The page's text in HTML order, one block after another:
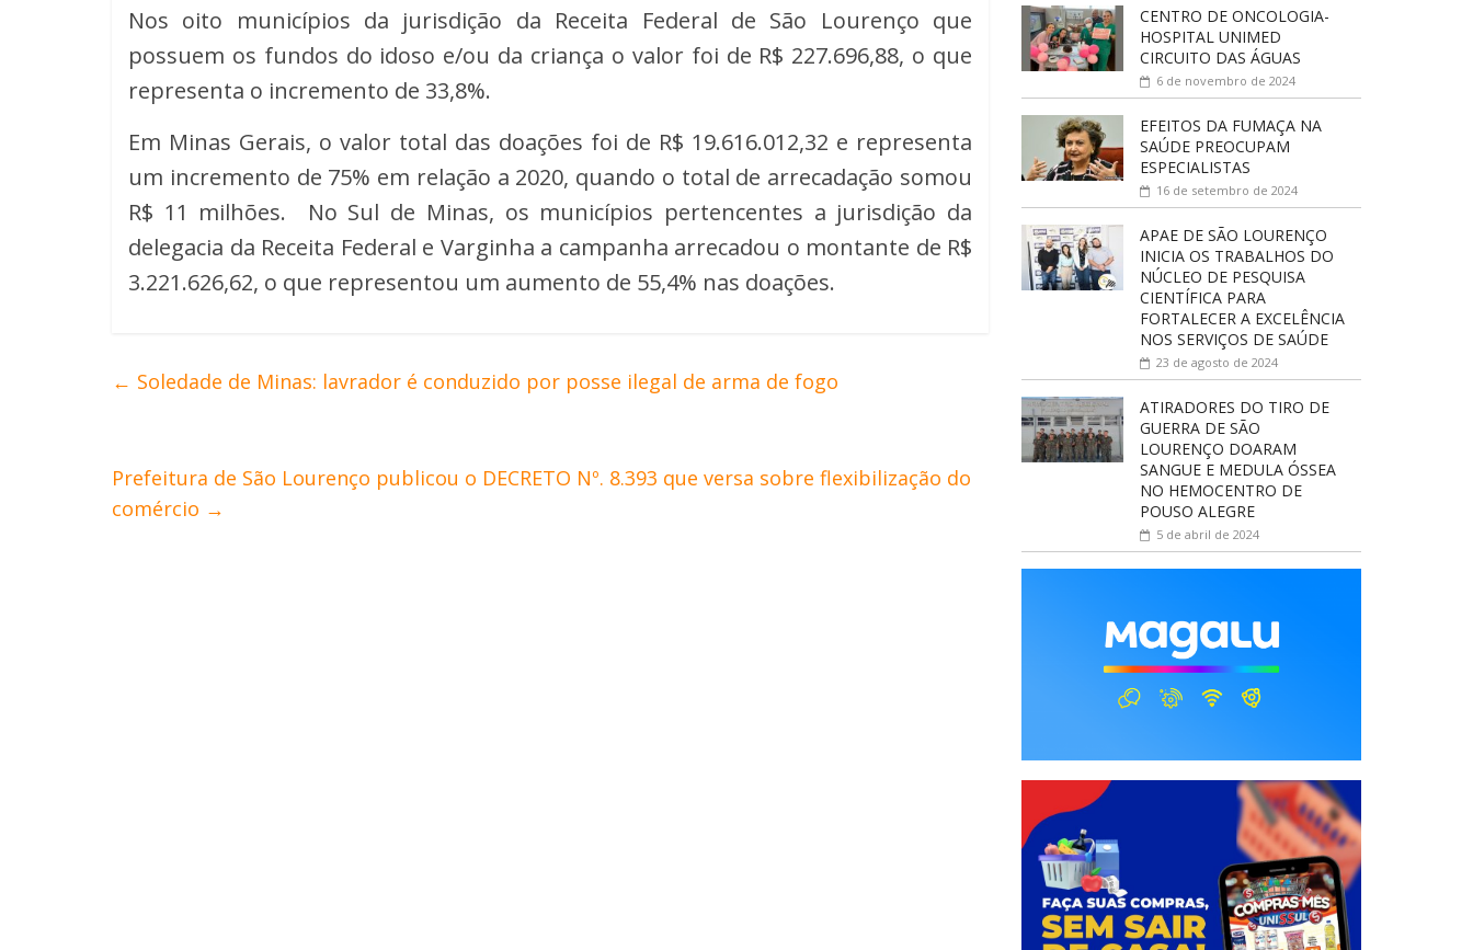
Nos oito municípios da jurisdição da Receita Federal de São Lourenço que
possuem os fundos do idoso e/ou da criança o valor foi de R$ 227.696,88, o que
representa o incremento de 33,8%.
Em Minas Gerais, o valor total das doações foi de R$ 19.616.012,32 e representa
um incremento de 75% em relação a 2020, quando o total de arrecadação somou
R$ 11 milhões. No Sul de Minas, os municípios pertencentes a jurisdição da
delegacia da Receita Federal e Varginha a campanha arrecadou o montante de R$
3.221.626,62, o que representou um aumento de 55,4% nas doações.
← Soledade de Minas: lavrador é conduzido por posse ilegal de arma de fogo
Prefeitura de São Lourenço publicou o DECRETO Nº. 8.393 que versa sobre flexibilização do
comércio →
CENTRO DE ONCOLOGIA-
HOSPITAL UNIMED
CIRCUITO DAS ÁGUAS
6 de novembro de 2024
EFEITOS DA FUMAÇA NA
SAÚDE PREOCUPAM
ESPECIALISTAS
16 de setembro de 2024
APAE DE SÃO LOURENÇO
INICIA OS TRABALHOS DO
NÚCLEO DE PESQUISA
CIENTÍFICA PARA
FORTALECER A EXCELÊNCIA
NOS SERVIÇOS DE SAÚDE
23 de agosto de 2024
ATIRADORES DO TIRO DE
GUERRA DE SÃO
LOURENÇO DOARAM
SANGUE E MEDULA ÓSSEA
NO HEMOCENTRO DE
POUSO ALEGRE
5 de abril de 2024